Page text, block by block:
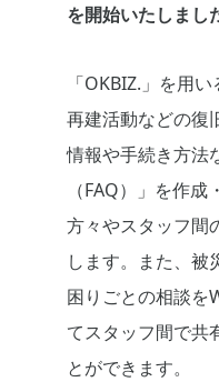
を開始いたしまし
「OKBIZ.」を用
再建活動などの復
情報や手続き方法
（FAQ）」を作
方々やスタッフ間
します。また、被
困りごとの相談を
てスタッフ間で共
とができます。